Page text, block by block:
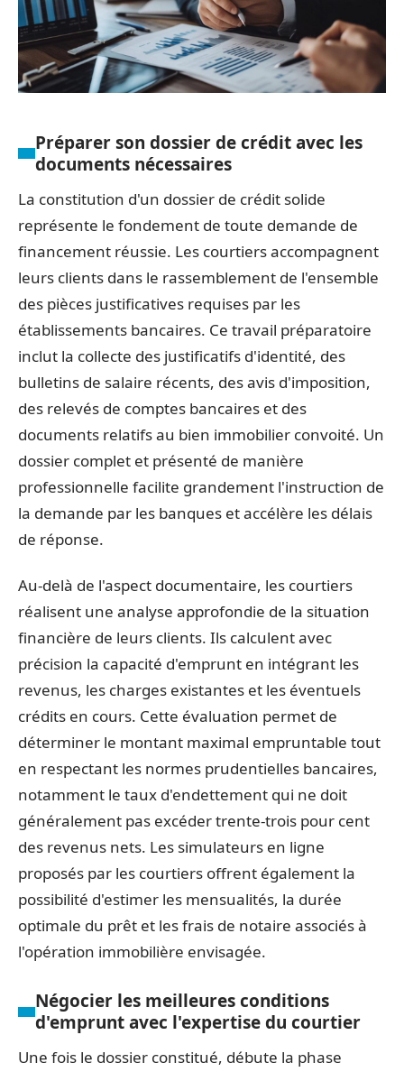
Préparer son dossier de crédit avec les
documents nécessaires
La constitution d'un dossier de crédit solide
représente le fondement de toute demande de
financement réussie. Les courtiers accompagnent
leurs clients dans le rassemblement de l'ensemble
des pièces justificatives requises par les
établissements bancaires. Ce travail préparatoire
inclut la collecte des justificatifs d'identité, des
bulletins de salaire récents, des avis d'imposition,
des relevés de comptes bancaires et des
documents relatifs au bien immobilier convoité. Un
dossier complet et présenté de manière
professionnelle facilite grandement l'instruction de
la demande par les banques et accélère les délais
de réponse.
Au-delà de l'aspect documentaire, les courtiers
réalisent une analyse approfondie de la situation
financière de leurs clients. Ils calculent avec
précision la capacité d'emprunt en intégrant les
revenus, les charges existantes et les éventuels
crédits en cours. Cette évaluation permet de
déterminer le montant maximal empruntable tout
en respectant les normes prudentielles bancaires,
notamment le taux d'endettement qui ne doit
généralement pas excéder trente-trois pour cent
des revenus nets. Les simulateurs en ligne
proposés par les courtiers offrent également la
possibilité d'estimer les mensualités, la durée
optimale du prêt et les frais de notaire associés à
l'opération immobilière envisagée.
Négocier les meilleures conditions
d'emprunt avec l'expertise du courtier
Une fois le dossier constitué, débute la phase